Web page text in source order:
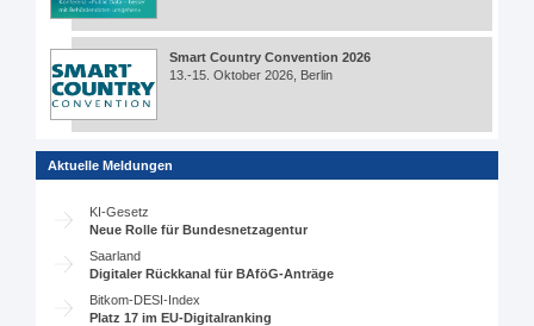
Smart Country Convention 2026
13.-15. Oktober 2026, Berlin
Aktuelle Meldungen
KI-Gesetz
Neue Rolle für Bundesnetzagentur
Saarland
Digitaler Rückkanal für BAföG-Anträge
Bitkom-DESI-Index
Platz 17 im EU-Digitalranking